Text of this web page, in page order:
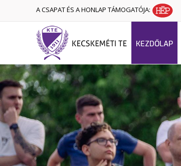
A CSAPAT ÉS A HONLAP TÁMOGATÓJA:
KEZDŐLAP